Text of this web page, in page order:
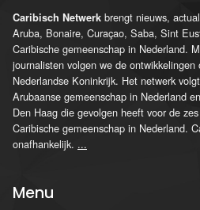
Caribisch Netwerk brengt nieuws,
Aruba, Bonaire, Curaçao, Saba, Sint
Caribische gemeenschap in Nederland.
journalisten volgen we de
Nederlandse Koninkrijk. Het netwerk
Arubaanse gemeenschap in Nederland
Den Haag die gevolgen heeft voor de
Caribische gemeenschap in Nederland.
onafhankelijk. ...
Menu